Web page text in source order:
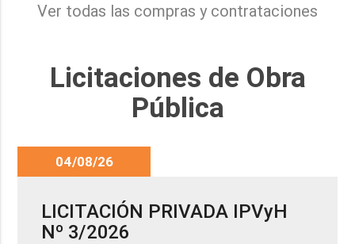
Ver todas las compras y contrataciones
Licitaciones de Obra
Pública
04/08/26
LICITACIÓN PRIVADA IPVyH
Nº 3/2026